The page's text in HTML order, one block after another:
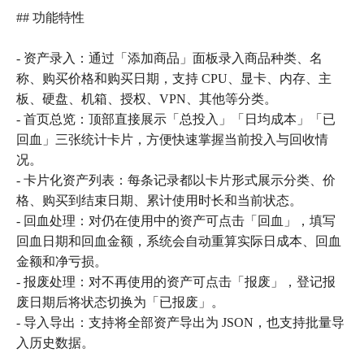
## 功能特性
- 资产录入：通过「添加商品」面板录入商品种类、名
称、购买价格和购买日期，支持 CPU、显卡、内存、主
板、硬盘、机箱、授权、VPN、其他等分类。
- 首页总览：顶部直接展示「总投入」「日均成本」「已
回血」三张统计卡片，方便快速掌握当前投入与回收情
况。
- 卡片化资产列表：每条记录都以卡片形式展示分类、价
格、购买到结束日期、累计使用时长和当前状态。
- 回血处理：对仍在使用中的资产可点击「回血」，填写
回血日期和回血金额，系统会自动重算实际日成本、回血
金额和净亏损。
- 报废处理：对不再使用的资产可点击「报废」，登记报
废日期后将状态切换为「已报废」。
- 导入导出：支持将全部资产导出为 JSON，也支持批量导
入历史数据。